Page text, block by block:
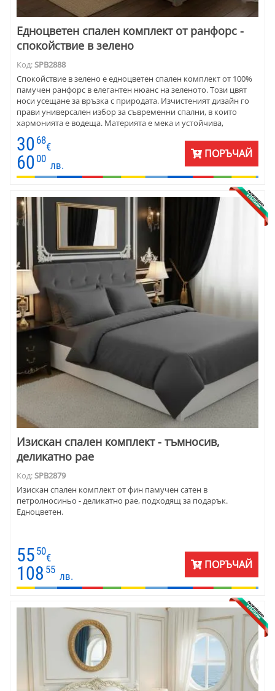
Eдноцветен спален комплект от ранфорс -
спокойствие в зелено
Код:SPB2888
Спокойствие в зелено е едноцветен спален комплект от 100%
памучен ранфорс в елегантен нюанс на зеленото. Този цвят
носи усещане за връзка с природата. Изчистеният дизайн го
прави универсален избор за съвременни спални, в които
хармонията е водеща. Материята е мека и устойчива,
подходяща за целогодишна употреба. Комплектът се
предлага в различни размери и комбинации.Той е отличен
избор както за дома, за хотели и къщи за гости, търсещи
стилна и практична визия.
30 68
€
60 00
лв.
ПОРЪЧАЙ
Изискан спален комплект - тъмносив,
деликатно рае
Код:SPB2879
Изискан спален комплект от фин памучен сатен в
петролносиньо - деликатно рае, подходящ за подарък.
Едноцветен.
55 50
€
108 55
лв.
ПОРЪЧАЙ